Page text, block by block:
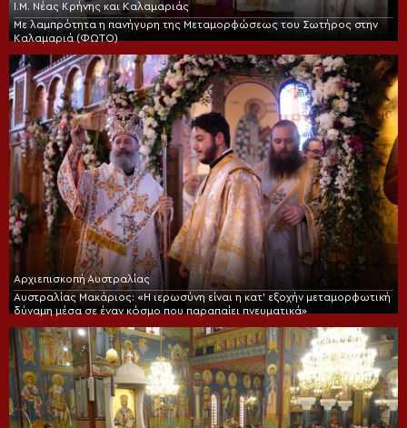
Ι.Μ. Νέας Κρήνης και Καλαμαριάς
Με λαμπρότητα η πανήγυρη της Μεταμορφώσεως του Σωτήρος στην
Καλαμαριά (ΦΩΤΟ)
Αρχιεπισκοπή Αυστραλίας
Αυστραλίας Μακάριος: «Η ιερωσύνη είναι η κατ’ εξοχήν μεταμορφωτική
δύναμη μέσα σε έναν κόσμο που παραπαίει πνευματικά»